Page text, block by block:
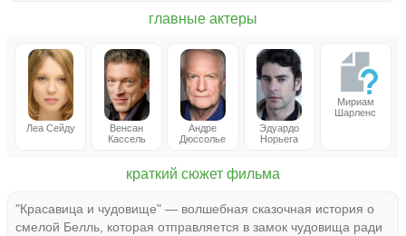
главные актеры
Леа Сейду
Венсан
Кассель
Андре
Дюссолье
Эдуардо
Норьега
Мириам
Шарленс
краткий сюжет фильма
"Красавица и чудовище" — волшебная сказочная история о
смелой Белль, которая отправляется в замок чудовища ради